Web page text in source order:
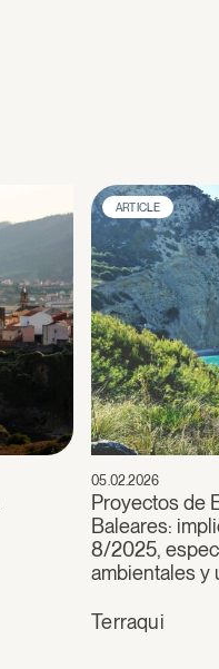
ARTICLE
05.02.2026
Proyectos de
Baleares:
8/2025,
ambientales y
Terraqui